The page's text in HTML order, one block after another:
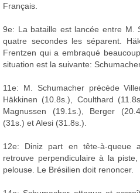
Français.
9e: La bataille est lancée entre M.
quatre secondes les séparent.
Frentzen qui a embraqué
situation est la suivante:
11e: M. Schumacher précède
Häkkinen (10.8s.), Coulthard
Magnussen (19.1s.), Berger
(31s.) et Alesi (31.8s.).
12e: Diniz part en tête-à-queue
retrouve perpendiculaire à la
pelouse. Le Brésilien doit renoncer.